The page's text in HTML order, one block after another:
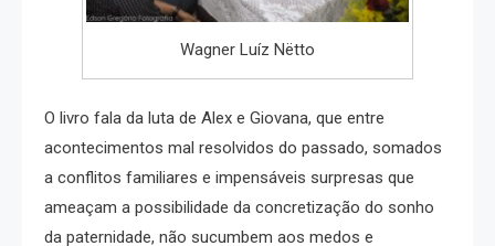
Wagner Luíz Nëtto
O livro fala da luta de Alex e Giovana, que entre
acontecimentos mal resolvidos do passado, somados
a conflitos familiares e impensáveis surpresas que
ameaçam a possibilidade da concretização do sonho
da paternidade, não sucumbem aos medos e